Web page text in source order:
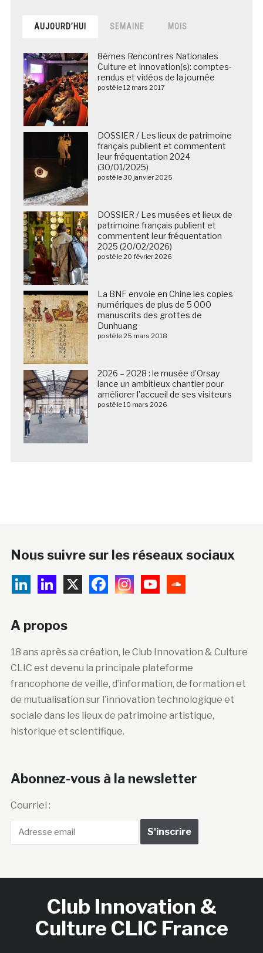
AUJOURD’HUI SEMAINE MOIS
8èmes Rencontres Nationales
Culture et Innovation(s): comptes-
rendus et vidéos de la journée
posté le 12 mars 2017
DOSSIER / Les lieux de patrimoine
français publient et commentent
leur fréquentation 2024
(30/01/2025)
posté le 30 janvier 2025
DOSSIER / Les musées et lieux de
patrimoine français publient et
commentent leur fréquentation
2025 (20/02/2026)
posté le 20 février 2026
La BNF envoie en Chine les copies
numériques de plus de 5 000
manuscrits des grottes de
Dunhuang
posté le 25 mars 2018
2026 – 2028 : le musée d’Orsay
lance un ambitieux chantier pour
améliorer l’accueil de ses visiteurs
posté le 10 mars 2026
Nous suivre sur les réseaux sociaux
A propos
18 ans après sa création, le Club Innovation & Culture
CLIC est devenu la principale plateforme
francophone de veille, d’information, de formation et
de mutualisation sur l’innovation technologique et
sociale dans les lieux de patrimoine artistique,
historique et scientifique.
Abonnez-vous à la newsletter
Courriel :
Club Innovation &
Culture CLIC France